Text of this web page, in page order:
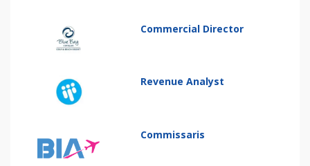
Commercial Director
Revenue Analyst
Commissaris